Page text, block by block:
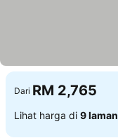
Dari RM 2,765
Lihat harga di 9 laman